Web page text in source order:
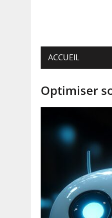
ACCUEIL
Optimiser